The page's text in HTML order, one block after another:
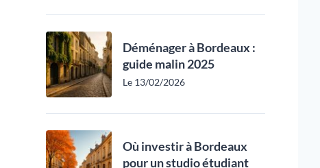
Déménager à Bordeaux :
guide malin 2025
Le 13/02/2026
Où investir à Bordeaux
pour un studio étudiant